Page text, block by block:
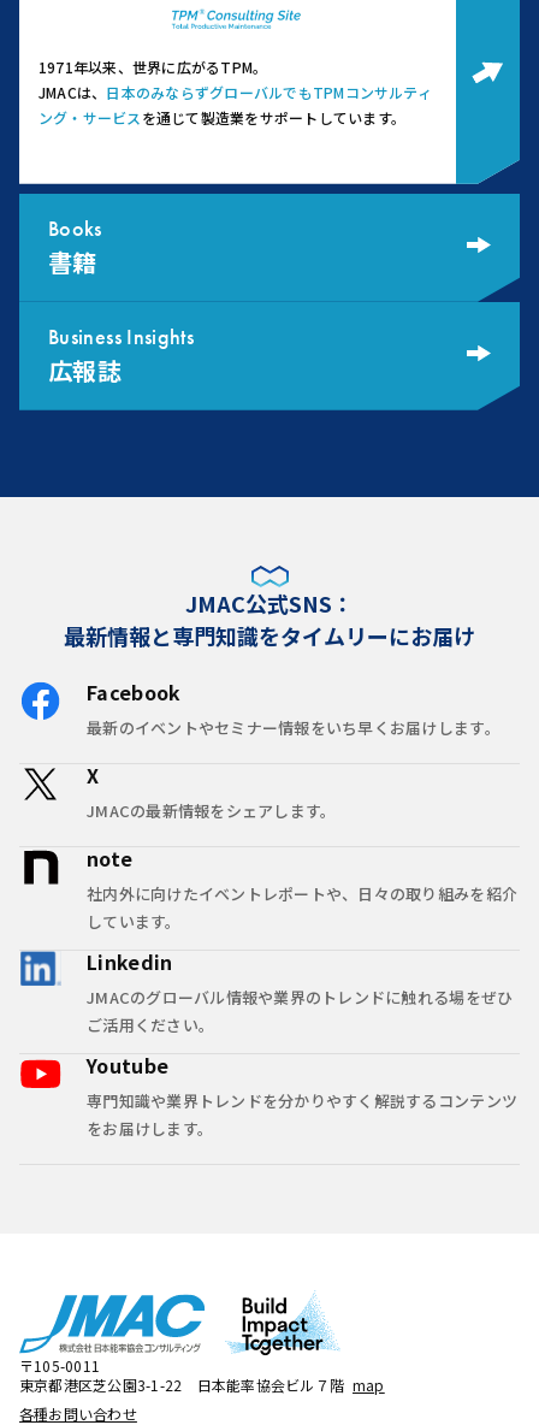
1971年以来、世界に広がるTPM。
JMACは、 日本のみならずグローバルでもTPMコンサルティ
ング・サービス を通じて製造業をサポートしています。
Books
書籍
Business Insights
広報誌
JMAC公式SNS：
最新情報と専門知識をタイムリーにお届け
Facebook
最新のイベントやセミナー情報をいち早くお届けします。
X
JMACの最新情報をシェアします。
note
社内外に向けたイベントレポートや、日々の取り組みを紹介
しています。
Linkedin
JMACのグローバル情報や業界のトレンドに触れる場をぜひ
ご活用ください。
Youtube
専門知識や業界トレンドを分かりやすく解説するコンテンツ
をお届けします。
〒105-0011
東京都港区芝公園3-1-22 日本能率協会ビル７階 map
各種お問い合わせ